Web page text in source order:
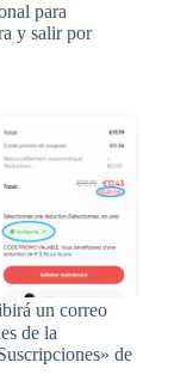
para
y salir por
un correo
de la
de